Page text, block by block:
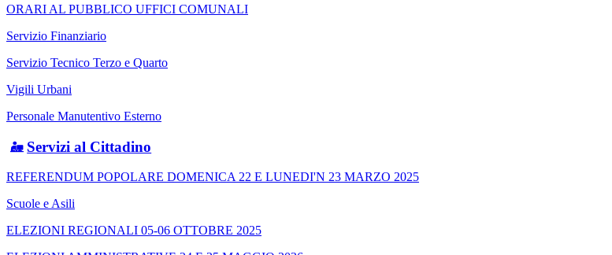
ORARI AL PUBBLICO UFFICI COMUNALI
Servizio Finanziario
Servizio Tecnico Terzo e Quarto
Vigili Urbani
Personale Manutentivo Esterno
Servizi al Cittadino
REFERENDUM POPOLARE DOMENICA 22 E LUNEDI'N 23 MARZO 2025
Scuole e Asili
ELEZIONI REGIONALI 05-06 OTTOBRE 2025